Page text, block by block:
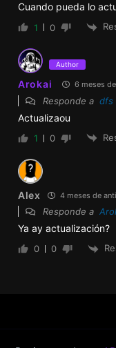
Cuando pueda lo
1 0
Author
Arokai 6 meses
Responde a dfs
Actualizaou
1 0
Alex 4 meses de
Responde a
Ya ay actualización?
0 0